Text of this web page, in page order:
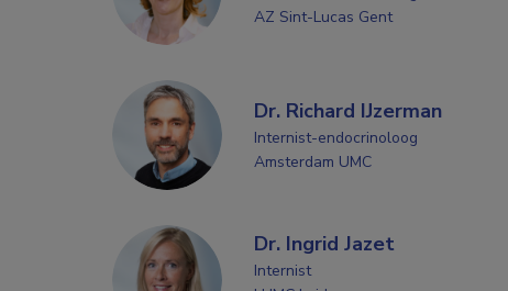
AZ Sint-Lucas Gent
Dr. Richard IJzerman
Internist-endocrinoloog
Amsterdam UMC
Dr. Ingrid Jazet
Internist